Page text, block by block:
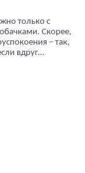
только с
Скорее,
– так,
вдруг…